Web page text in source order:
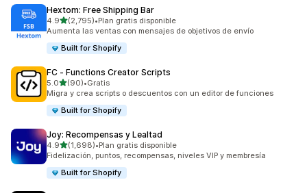
Hextom: Free Shipping Bar
4.9de 5 estrellas
(2,795)
2795 reseñas en total
•Plan gratis disponible
Aumenta las ventas con mensajes de objetivos de envío
Built for Shopify
FC ‑ Functions Creator Scripts
5.0de 5 estrellas
(90)
90 reseñas en total
•Gratis
Migra y crea scripts o descuentos con un editor de funciones
Built for Shopify
Joy: Recompensas y Lealtad
4.9de 5 estrellas
(1,698)
1698 reseñas en total
•Plan gratis disponible
Fidelización, puntos, recompensas, niveles VIP y membresía
Built for Shopify